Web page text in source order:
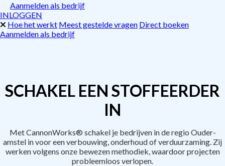
Aanmelden als bedrijf
INLOGGEN
Hoe het werkt Meest gestelde vragen Direct boeken
Aanmelden als bedrijf
SCHAKEL EEN STOFFEERDER
IN
Met CannonWorks® schakel je bedrijven in de regio Ouder-
amstel in voor een verbouwing, onderhoud of verduurzaming. Zij
werken volgens onze bewezen methodiek, waardoor projecten
probleemloos verlopen.